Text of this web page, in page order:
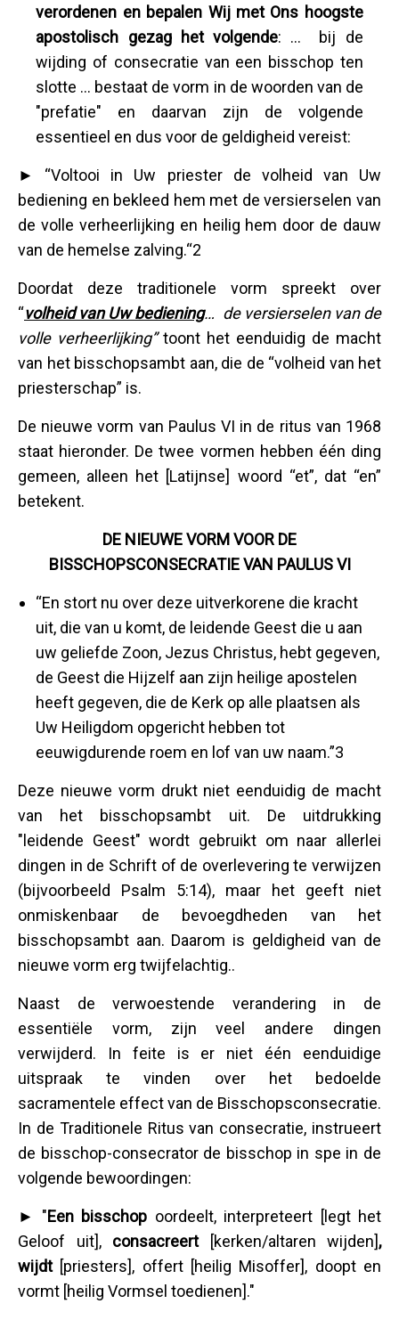
verordenen en bepalen Wij met Ons hoogste
apostolisch gezag het volgende: … bij de
wijding of consecratie van een bisschop ten
slotte … bestaat de vorm in de woorden van de
"prefatie" en daarvan zijn de volgende
essentieel en dus voor de geldigheid vereist:
► “Voltooi in Uw priester de volheid van Uw
bediening en bekleed hem met de versierselen van
de volle verheerlijking en heilig hem door de dauw
van de hemelse zalving.“2
Doordat deze traditionele vorm spreekt over
“volheid van Uw bediening… de versierselen van de
volle verheerlijking”toont het eenduidig de macht
van het bisschopsambt aan, die de “volheid van het
priesterschap” is.
De nieuwe vorm van Paulus VI in de ritus van 1968
staat hieronder. De twee vormen hebben één ding
gemeen, alleen het [Latijnse] woord “et”, dat “en”
betekent.
DE NIEUWE VORM VOOR DE
BISSCHOPSCONSECRATIE VAN PAULUS VI
“En stort nu over deze uitverkorene die kracht
uit, die van u komt, de leidende Geest die u aan
uw geliefde Zoon, Jezus Christus, hebt gegeven,
de Geest die Hijzelf aan zijn heilige apostelen
heeft gegeven, die de Kerk op alle plaatsen als
Uw Heiligdom opgericht hebben tot
eeuwigdurende roem en lof van uw naam.”3
Deze nieuwe vorm drukt niet eenduidig de macht
van het bisschopsambt uit. De uitdrukking
"leidende Geest" wordt gebruikt om naar allerlei
dingen in de Schrift of de overlevering te verwijzen
(bijvoorbeeld Psalm 5:14), maar het geeft niet
onmiskenbaar de bevoegdheden van het
bisschopsambt aan. Daarom is geldigheid van de
nieuwe vorm erg twijfelachtig..
Naast de verwoestende verandering in de
essentiële vorm, zijn veel andere dingen
verwijderd. In feite is er niet één eenduidige
uitspraak te vinden over het bedoelde
sacramentele effect van de Bisschopsconsecratie.
In de Traditionele Ritus van consecratie, instrueert
de bisschop-consecrator de bisschop in spe in de
volgende bewoordingen:
► "Een bisschop oordeelt, interpreteert [legt het
Geloof uit], consacreert [kerken/altaren wijden],
wijdt [priesters], offert [heilig Misoffer], doopt en
vormt [heilig Vormsel toedienen]."